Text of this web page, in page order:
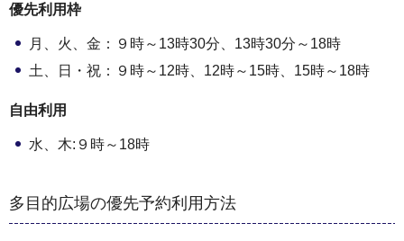
優先利用枠
月、火、金：９時～13時30分、13時30分～18時
土、日・祝：９時～12時、12時～15時、15時～18時
自由利用
水、木:９時～18時
多目的広場の優先予約利用方法